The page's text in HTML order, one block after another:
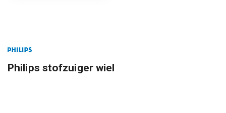
Philips stofzuiger wiel